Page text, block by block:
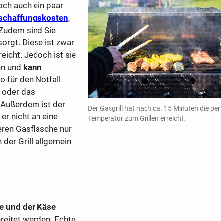
Der Gasgrill hat nach ca. 15 Minuten die
Temperatur zum Grillen erreicht.
auch ein paar
,
sind Sie
Diese ist zwar
Jedoch ist sie
und kann
für den Notfall
oder das
ist der
nicht an eine
Gasflasche nur
der Grill allgemein
und der Käse